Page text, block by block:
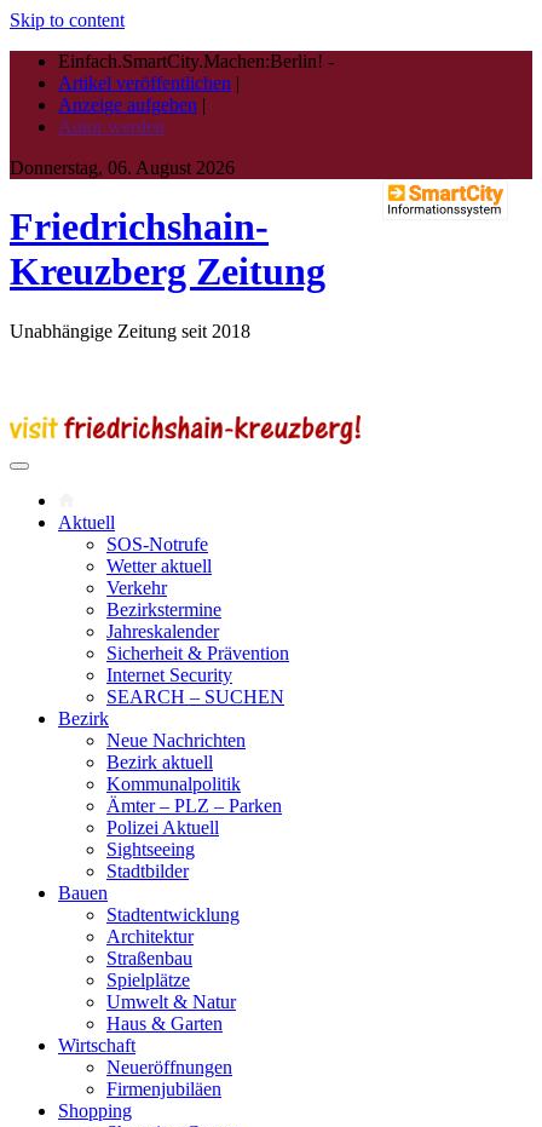
Skip to content
Einfach.SmartCity.Machen:Berlin! -
Artikel veröffentlichen |
Anzeige aufgeben |
Autor werden
Donnerstag, 06. August 2026
Friedrichshain-
Kreuzberg Zeitung
Unabhängige Zeitung seit 2018
Aktuell
SOS-Notrufe
Wetter aktuell
Verkehr
Bezirkstermine
Jahreskalender
Sicherheit & Prävention
Internet Security
SEARCH – SUCHEN
Bezirk
Neue Nachrichten
Bezirk aktuell
Kommunalpolitik
Ämter – PLZ – Parken
Polizei Aktuell
Sightseeing
Stadtbilder
Bauen
Stadtentwicklung
Architektur
Straßenbau
Spielplätze
Umwelt & Natur
Haus & Garten
Wirtschaft
Neueröffnungen
Firmenjubiläen
Shopping